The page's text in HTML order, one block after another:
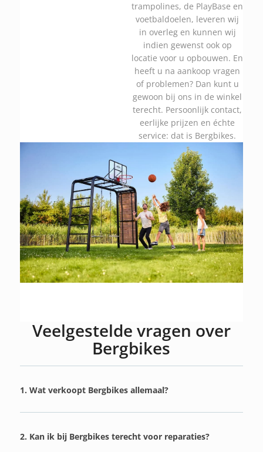
trampolines, de PlayBase en
voetbaldoelen, leveren wij
in overleg en kunnen wij
indien gewenst ook op
locatie voor u opbouwen. En
heeft u na aankoop vragen
of problemen? Dan kunt u
gewoon bij ons in de winkel
terecht. Persoonlijk contact,
eerlijke prijzen en échte
service: dat is Bergbikes.
Veelgestelde vragen over
Bergbikes
1. Wat verkoopt Bergbikes allemaal?
2. Kan ik bij Bergbikes terecht voor reparaties?